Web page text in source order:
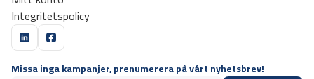
Integritetspolicy
Missa inga kampanjer, prenumerera på vårt nyhetsbrev!